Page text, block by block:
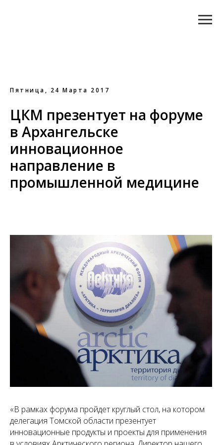
Пятница, 24 Марта 2017
ЦКМ презентует на форуме
в Архангельске
инновационное
направление в
промышленной медицине
«В рамках форума пройдет круглый стол, на котором
делегация Томской области презентует
инновационные продукты и проекты для применения